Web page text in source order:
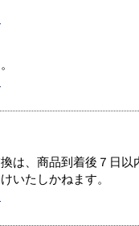
は、商品到着後７日
いたしかねます。